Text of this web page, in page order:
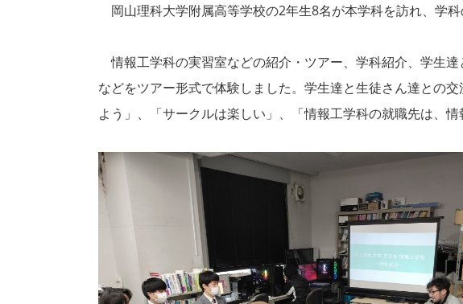
岡山理科大学附属高等学校の2年生8名が本学科を訪れ、学
情報工学科の実習室などの紹介・ツアー、学科紹介、学生
などをツアー形式で体験しました。学生達と生徒さん達との
よう」、「サークルは楽しい」、「情報工学科の就職先は、